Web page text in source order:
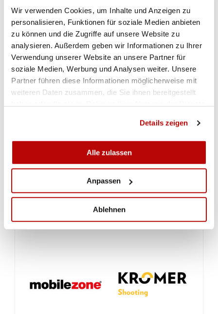
Wir verwenden Cookies, um Inhalte und Anzeigen zu
personalisieren, Funktionen für soziale Medien anbieten
zu können und die Zugriffe auf unsere Website zu
analysieren. Außerdem geben wir Informationen zu Ihrer
Verwendung unserer Website an unsere Partner für
soziale Medien, Werbung und Analysen weiter. Unsere
Partner führen diese Informationen möglicherweise mit
weiteren Daten zusammen, die Sie ihnen bereitgestellt
Details zeigen
Alle zulassen
Anpassen
Ablehnen